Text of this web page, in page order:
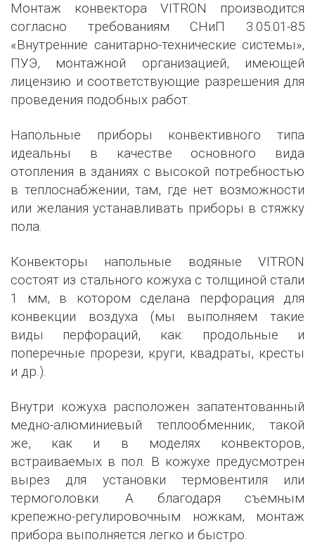
Монтаж конвектора VITRON производится
согласно требованиям СНиП 3.05.01-85
«Внутренние санитарно-технические системы»,
ПУЭ, монтажной организацией, имеющей
лицензию и соответствующие разрешения для
проведения подобных работ.
Напольные приборы конвективного типа
идеальны в качестве основного вида
отопления в зданиях с высокой потребностью
в теплоснабжении, там, где нет возможности
или желания устанавливать приборы в стяжку
пола.
Конвекторы напольные водяные VITRON
состоят из стального кожуха с толщиной стали
1 мм, в котором сделана перфорация для
конвекции воздуха (мы выполняем такие
виды перфораций, как: продольные и
поперечные прорези, круги, квадраты, кресты
и др.).
Внутри кожуха расположен запатентованный
медно-алюминиевый теплообменник, такой
же, как и в моделях конвекторов,
встраиваемых в пол. В кожухе предусмотрен
вырез для установки термовентиля или
термоголовки. А благодаря съемным
крепежно-регулировочным ножкам, монтаж
прибора выполняется легко и быстро.